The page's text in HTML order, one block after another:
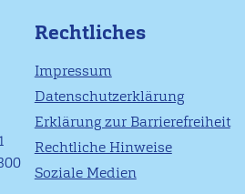
Rechtliches
Impressum
Datenschutzerklärung
Erklärung zur Barrierefreiheit
Rechtliche Hinweise
Soziale Medien